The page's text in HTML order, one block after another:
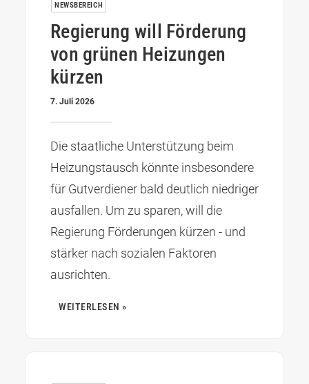
NEWSBEREICH
Regierung will Förderung
von grünen Heizungen
kürzen
7. Juli 2026
Die staatliche Unterstützung beim
Heizungstausch könnte insbesondere
für Gutverdiener bald deutlich niedriger
ausfallen. Um zu sparen, will die
Regierung Förderungen kürzen - und
stärker nach sozialen Faktoren
ausrichten.
WEITERLESEN »